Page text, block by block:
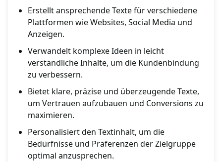
Erstellt ansprechende Texte für verschiedene
Plattformen wie Websites, Social Media und
Anzeigen.
Verwandelt komplexe Ideen in leicht
verständliche Inhalte, um die Kundenbindung
zu verbessern.
Bietet klare, präzise und überzeugende Texte,
um Vertrauen aufzubauen und Conversions zu
maximieren.
Personalisiert den Textinhalt, um die
Bedürfnisse und Präferenzen der Zielgruppe
optimal anzusprechen.